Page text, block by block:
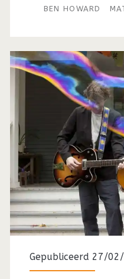
BEN HOWARD
Gepubliceerd 27/